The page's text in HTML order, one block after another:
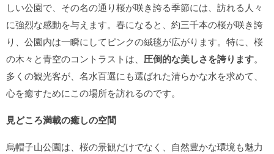
しい公園で、その名の通り桜が咲き誇る季節には、訪れる人々
に強烈な感動を与えます。春になると、約三千本の桜が咲き誇
り、公園内は一瞬にしてピンクの絨毯が広がります。特に、桜
の木々と青空のコントラストは、 圧倒的な美しさを誇ります。
多くの観光客が、名水百選にも選ばれた清らかな水を求めて、
心を癒すためにこの場所を訪れるのです。
見どころ満載の癒しの空間
烏帽子山公園は、桜の景観だけでなく、自然豊かな環境も魅力